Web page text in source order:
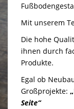
Mit unserem
Die hohe
ihnen durch
Produkte.
Egal ob
Großprojekte: „
Seite“